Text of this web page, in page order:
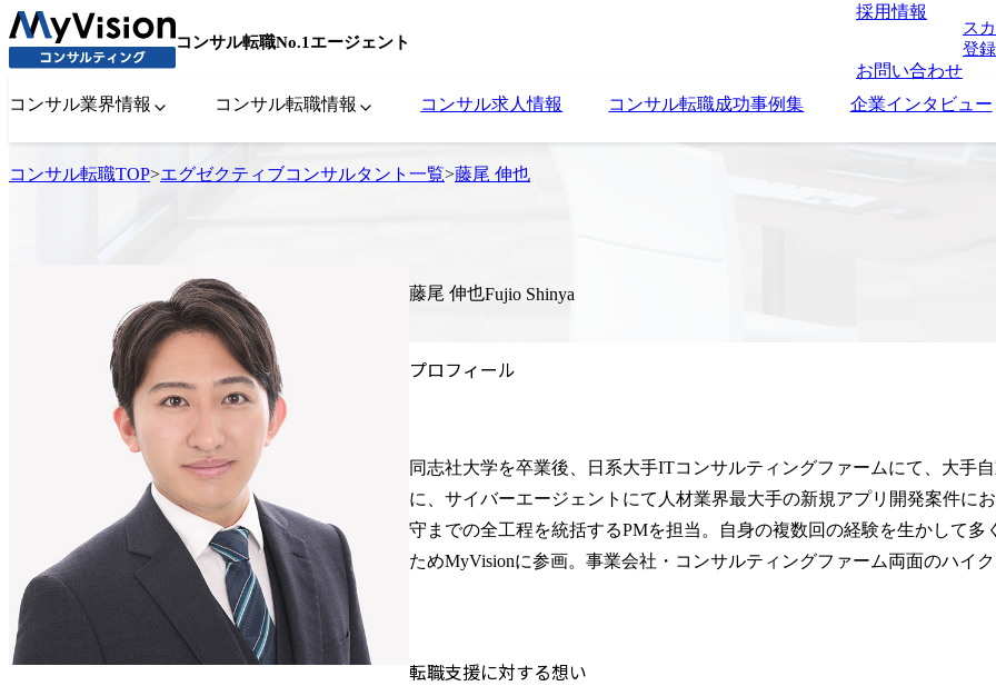
コンサル転職No.1エージェント
採用情報
お問い合わせ
ス
登
コンサル業界情報 コンサル転職情報 コンサル求人情報 コンサル転職成功事例集 企業インタビュー
コンサル転職TOP>エグゼクティブコンサルタント一覧>藤尾 伸也
藤尾 伸也Fujio Shinya
プロフィール
同志社大学を卒業後、日系大手ITコンサルティングファームにて、大手
に、サイバーエージェントにて人材業界最大手の新規アプリ開発案件に
守までの全工程を統括するPMを担当。自身の複数回の経験を生かして
ためMyVisionに参画。事業会社・コンサルティングファーム両面のハイ
転職支援に対する想い